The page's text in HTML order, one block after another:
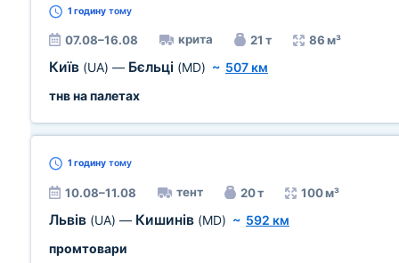
1 годину тому
07.08–16.08 крита 21 т 86 м³
Київ (UA) — Бєльці (MD) ~ 507 км
тнв на палетах
1 годину тому
10.08–11.08 тент 20 т 100 м³
Львів (UA) — Кишинів (MD) ~ 592 км
промтовари